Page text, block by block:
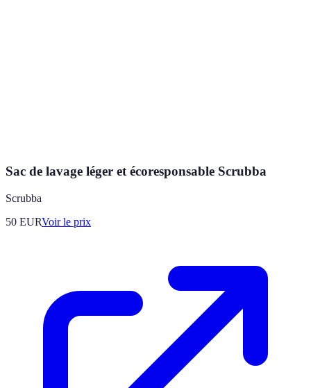
Sac de lavage léger et écoresponsable Scrubba
Scrubba
50 EURVoir le prix